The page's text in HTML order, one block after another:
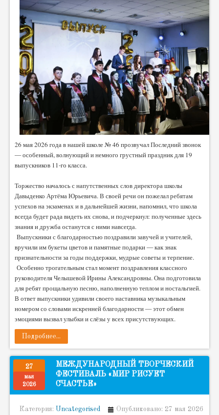
26 мая 2026 года в нашей школе № 46 прозвучал Последний звонок
— особенный, волнующий и немного грустный праздник для 19
выпускников 11‑го класса.
Торжество началось с напутственных слов директора школы
Давыденко Артёма Юрьевича. В своей речи он пожелал ребятам
успехов на экзаменах и в дальнейшей жизни, напомнил, что школа
всегда будет рада видеть их снова, и подчеркнул: полученные здесь
знания и дружба останутся с ними навсегда.
Выпускники с благодарностью поздравили завучей и учителей,
вручили им букеты цветов и памятные подарки — как знак
признательности за годы поддержки, мудрые советы и терпение.
Особенно трогательным стал момент поздравления классного
руководителя Челышевой Ирины Александровны. Она подготовила
для ребят прощальную песню, наполненную теплом и ностальгией.
В ответ выпускники удивили своего наставника музыкальным
номером со словами искренней благодарности — этот обмен
эмоциями вызвал улыбки и слёзы у всех присутствующих.
Подробнее...
27
мая
2026
МЕЖДУНАРОДНЫЙ ТВОРЧЕСКИЙ
ФЕСТИВАЛЬ «МИР РИСУЕТ
СЧАСТЬЕ»
Категория: Uncategorised
Опубликовано: 27 мая 2026